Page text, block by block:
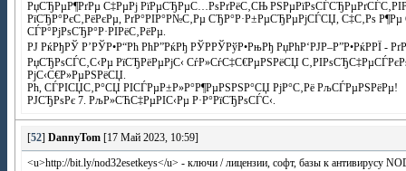
РџСЂРµР¶РґРµ С‡РµРј РїРµСЂРµС…РѕРґРёС‚СЊ
РїСЂР°РєС‚РёРєРµ, РґР°РІР°Р№С‚Рµ СЂР°Р·Р±РµСЂРµРјСЃСЏ, С‡С‚Рѕ Р¶Рµ
СЃР°РјРѕСЂР°Р·РІРёС‚РёРµ.
РЈ РќРђРЎ Р’РЎР•Р“Рћ РћР”РќРђ РЎРРЎРўР•РњРђ РџРћР‘РЈР–Р”Р•РќРРЇ -
РџСЂРѕСЃС‚С‹Рµ РїСЂРёРµРјС‹ СѓР»СѓС‡С€РµРЅРёСЏ
РјС‹С€Р»РµРЅРёСЏ.
Рћ, СЃРІСЏС‚Р°СЏ РІСЃРµР±Р»Р°Р¶РµРЅРЅР°СЏ РјР°С‚Рё РљСЃРµРЅРёРµ!
РЈСЂРѕРє 7. РљР»СЋС‡РµРІС‹Рµ Р·Р°РїСЂРѕСЃС‹.
52 DannyTom [17 Май 2023, 10:59]
<u>http://bit.ly/nod32esetkeys</u> - ключи / лицензии, софт, базы к антивирусу